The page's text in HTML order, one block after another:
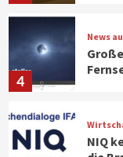
4
News
NIQ